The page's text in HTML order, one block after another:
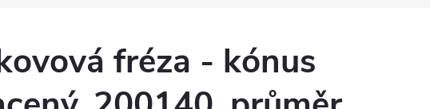
fréza - kónus